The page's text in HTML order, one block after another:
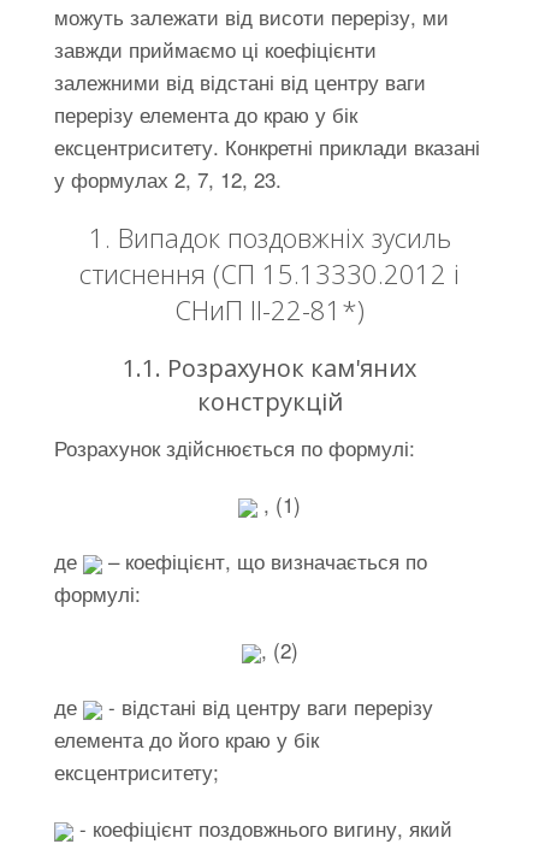
можуть залежати від висоти перерізу, ми
завжди приймаємо ці коефіцієнти
залежними від відстані від центру ваги
перерізу елемента до краю у бік
ексцентриситету. Конкретні приклади вказані
у формулах 2, 7, 12, 23.
1. Випадок поздовжніх зусиль
стиснення (СП 15.13330.2012 і
СНиП ІІ-22-81*)
1.1. Розрахунок кам'яних
конструкцій
Розрахунок здійснюється по формулі:
, (1)
де
– коефіцієнт, що визначається по
формулі:
, (2)
де
- відстані від центру ваги перерізу
елемента до його краю у бік
ексцентриситету;
- коефіцієнт поздовжнього вигину, який